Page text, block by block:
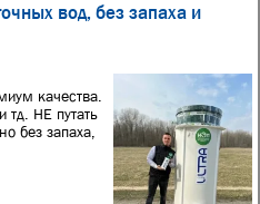
вод, без запаха и
качества.
тд. НЕ путать
без запаха,